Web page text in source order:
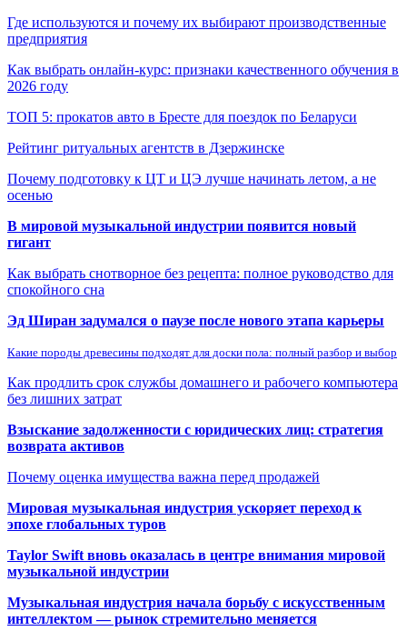
Где используются и почему их выбирают производственные
предприятия
Как выбрать онлайн-курс: признаки качественного обучения в
2026 году
ТОП 5: прокатов авто в Бресте для поездок по Беларуси
Рейтинг ритуальных агентств в Дзержинске
Почему подготовку к ЦТ и ЦЭ лучше начинать летом, а не
осенью
В мировой музыкальной индустрии появится новый
гигант
Как выбрать снотворное без рецепта: полное руководство для
спокойного сна
Эд Ширан задумался о паузе после нового этапа карьеры
Какие породы древесины подходят для доски пола: полный разбор и выбор
Как продлить срок службы домашнего и рабочего компьютера
без лишних затрат
Взыскание задолженности с юридических лиц: стратегия
возврата активов
Почему оценка имущества важна перед продажей
Мировая музыкальная индустрия ускоряет переход к
эпохе глобальных туров
Taylor Swift вновь оказалась в центре внимания мировой
музыкальной индустрии
Музыкальная индустрия начала борьбу с искусственным
интеллектом — рынок стремительно меняется